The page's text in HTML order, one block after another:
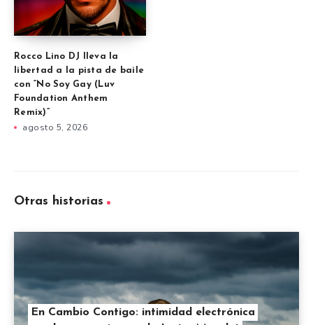
Rocco Lino DJ lleva la
libertad a la pista de baile
con “No Soy Gay (Luv
Foundation Anthem
Remix)”
agosto 5, 2026
Otras historias
En Cambio Contigo: intimidad electrónica